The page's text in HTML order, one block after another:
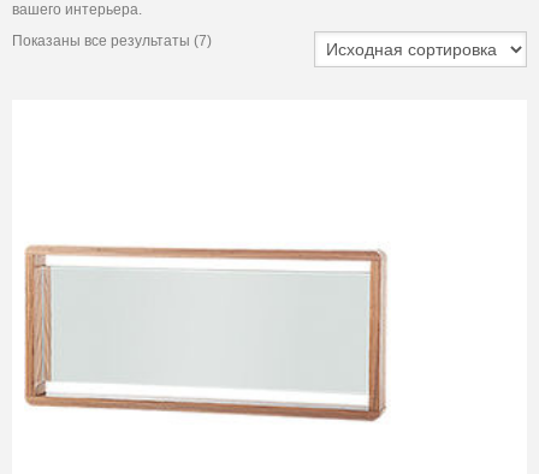
вашего интерьера.
Показаны все результаты (7)